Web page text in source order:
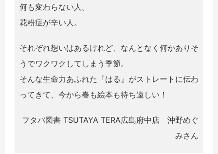
何も変わらない人。
花粉症が辛い人。
それぞれ想いはあるけれど、なんとなく何かありそ
うでワクワクしてしまう季節。
そんな生命力あふれた『はる』がストレートに伝わ
ってきて、今から春も絵本も待ち遠しい！
フタバ図書 TSUTAYA TERA広島府中店 沖野めぐ
みさん